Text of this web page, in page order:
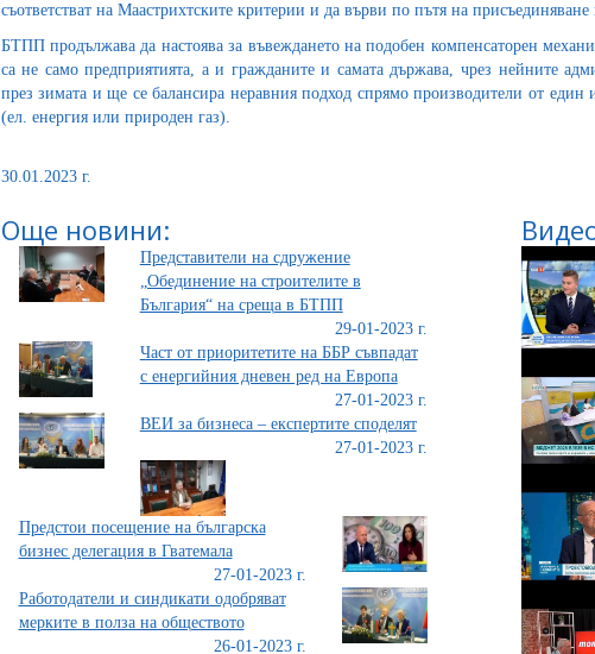
съответстват на Маастрихтските критерии и да върви по пътя на присъединяване
БТПП продължава да настоява за въвеждането на подобен компенсаторен
са не само предприятията, а и гражданите и самата държава, чрез нейните
през зимата и ще се балансира неравния подход спрямо производители от
(ел. енергия или природен газ).
30.01.2023 г.
Още новини:
Представители на сдружение
„Обединение на строителите в
България“ на среща в БТПП
29-01-2023 г.
Част от приоритетите на ББР съвпадат
с енергийния дневен ред на Европа
27-01-2023 г.
ВЕИ за бизнеса – експертите споделят
27-01-2023 г.
Предстои посещение на българска
бизнес делегация в Гватемала
27-01-2023 г.
Работодатели и синдикати одобряват
мерките в полза на обществото
26-01-2023 г.